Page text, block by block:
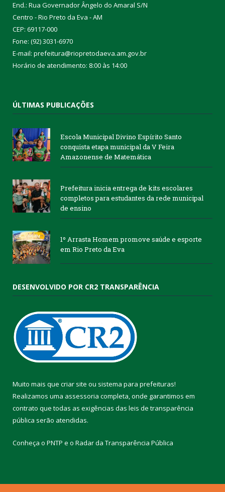
End.: Rua Governador Ângelo do Amaral S/N
Centro - Rio Preto da Eva - AM
CEP: 69117-000
Fone: (92) 3031-6970
E-mail: prefeitura@riopretodaeva.am.gov.br
Horário de atendimento: 8:00 às 14:00
ÚLTIMAS PUBLICAÇÕES
Escola Municipal Divino Espírito Santo
conquista etapa municipal da V Feira
Amazonense de Matemática
Prefeitura inicia entrega de kits escolares
completos para estudantes da rede municipal
de ensino
1º Arrasta Homem promove saúde e esporte
em Rio Preto da Eva
DESENVOLVIDO POR CR2 TRANSPARÊNCIA
Muito mais que criar site ou sistema para prefeituras!
Realizamos uma assessoria completa, onde garantimos em
contrato que todas as exigências das leis de transparência
pública serão atendidas.
Conheça o PNTP e o Radar da Transparência Pública